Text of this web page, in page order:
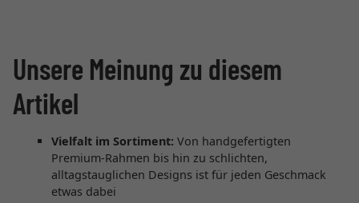
Unsere Meinung zu diesem
Artikel
Vielfalt im Sortiment: Von handgefertigten
Premium-Rahmen bis hin zu schlichten,
alltagstauglichen Designs ist für jeden Geschmack
etwas dabei